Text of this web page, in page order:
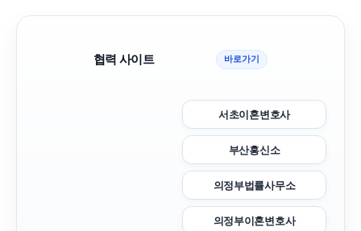
협력 사이트 바로가기
서초이혼변호사
부산흥신소
의정부법률사무소
의정부이혼변호사